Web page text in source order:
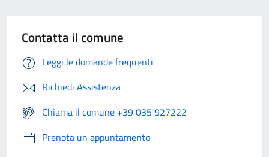
Contatta il comune
Leggi le domande frequenti
Richiedi Assistenza
Chiama il comune +39 035 927222
Prenota un appuntamento